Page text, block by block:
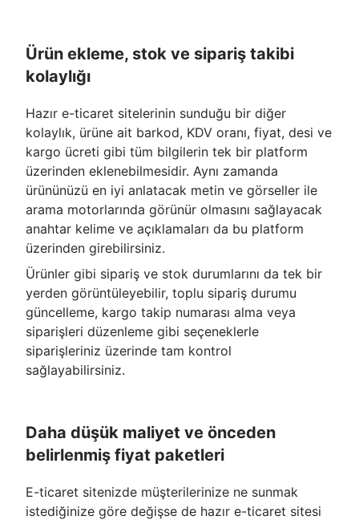
Ürün ekleme, stok ve sipariş takibi
kolaylığı
Hazır e-ticaret sitelerinin sunduğu bir diğer
kolaylık, ürüne ait barkod, KDV oranı, fiyat, desi ve
kargo ücreti gibi tüm bilgilerin tek bir platform
üzerinden eklenebilmesidir. Aynı zamanda
ürününüzü en iyi anlatacak metin ve görseller ile
arama motorlarında görünür olmasını sağlayacak
anahtar kelime ve açıklamaları da bu platform
üzerinden girebilirsiniz.
Ürünler gibi sipariş ve stok durumlarını da tek bir
yerden görüntüleyebilir, toplu sipariş durumu
güncelleme, kargo takip numarası alma veya
siparişleri düzenleme gibi seçeneklerle
siparişleriniz üzerinde tam kontrol
sağlayabilirsiniz.
Daha düşük maliyet ve önceden
belirlenmiş fiyat paketleri
E-ticaret sitenizde müşterilerinize ne sunmak
istediğinize göre değişse de hazır e-ticaret sitesi